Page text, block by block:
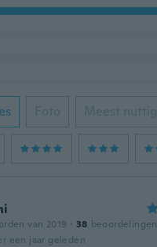
Foto Meest nuttig
van 2019 · 38 beoordelingen
een jaar geleden